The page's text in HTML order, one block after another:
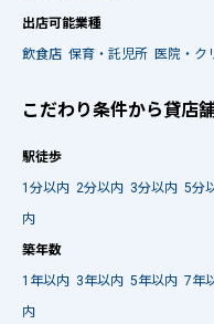
出店可能業種
飲食店 保育・託児所 医院・ク
こだわり条件から貸店
駅徒歩
1分以内 2分以内 3分以内 5分
内
築年数
1年以内 3年以内 5年以内 7年
内